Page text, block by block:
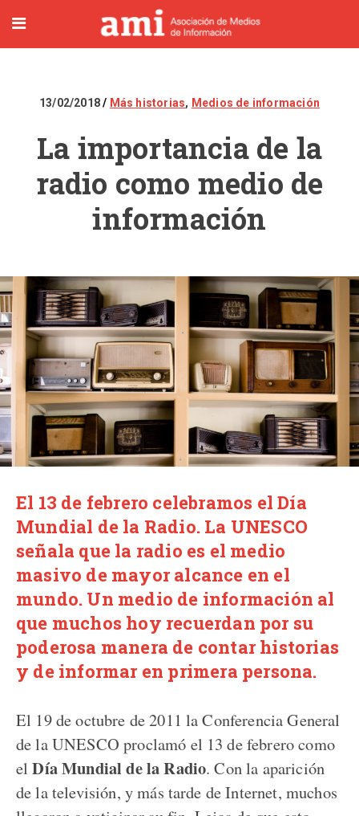
13/02/2018 Más historias, Medios de información
La importancia de la
radio como medio de
información
El 13 de febrero celebramos el Día
Mundial de la Radio. La UNESCO
señala que la radio es el medio
masivo de mayor alcance en el
mundo. Un medio de información al
que muchos hoy recuerdan por su
poderosa manera de contar historias
y de informar en primera persona.
El 19 de octubre de 2011 la Conferencia General
de la UNESCO proclamó el 13 de febrero como
elDía Mundial de la Radio. Con la aparición
de la televisión, y más tarde de Internet, muchos